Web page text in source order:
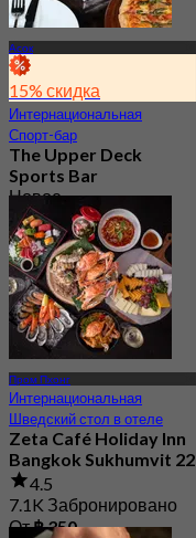
Асок
15% скидка
Интернациональная
Спорт-бар
The Upper Deck
Sports Bar
Новое
4.7
От฿ 315
Пром Пхонг
Интернациональная
Шведский стол в отеле
Zeta Café Holiday Inn
Bangkok Sukhumvit 22
4.5
7.1K Забронировано
От฿ 350